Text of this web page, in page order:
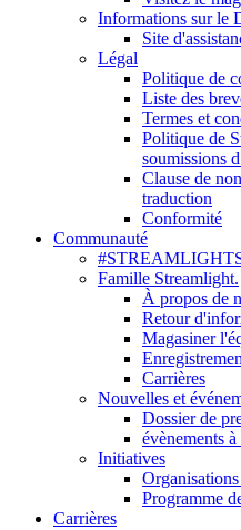
Informations sur le
Site
Légal
Politique de
Liste des
Termes et
Politique de
soumissions
Clause de
traduction
Conformité
Communauté
Famille Streamlight.
À propos de
Retour
Magasiner
Carrières
Nouvelles et
Dossier de
évènements
Initiatives
Programme
Carrières